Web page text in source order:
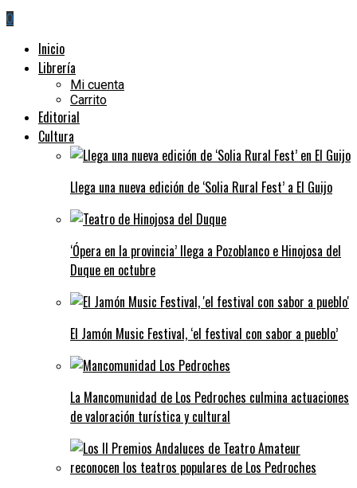
0
Inicio
Librería
Mi cuenta
Carrito
Editorial
Cultura
Llega una nueva edición de ‘Solia Rural Fest’ a El Guijo
‘Ópera en la provincia’ llega a Pozoblanco e Hinojosa del
Duque en octubre
El Jamón Music Festival, ‘el festival con sabor a pueblo’
La Mancomunidad de Los Pedroches culmina actuaciones
de valoración turística y cultural